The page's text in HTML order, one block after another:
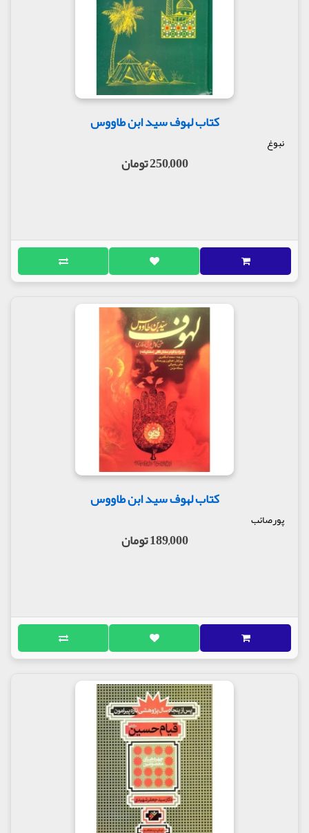
کتاب لهوف سید ابن طاووس
نبوغ
250,000 تومان
کتاب لهوف سید ابن طاووس
پورصائب
189,000 تومان